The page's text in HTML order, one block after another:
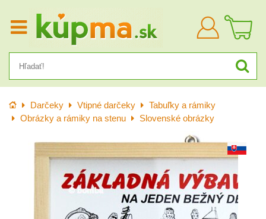
Prihlásiť
sa
Úvod Darčeky Vtipné darčeky
Tabuľky a rámiky
Obrázky a rámiky na stenu
Slovenské obrázky